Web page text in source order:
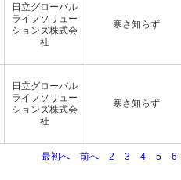
日立グローバル
ライフソリュー
ションズ株式会
社
寒さ知らず
日立グローバル
ライフソリュー
ションズ株式会
社
寒さ知らず
最初へ 前へ 2 3 4 5 6